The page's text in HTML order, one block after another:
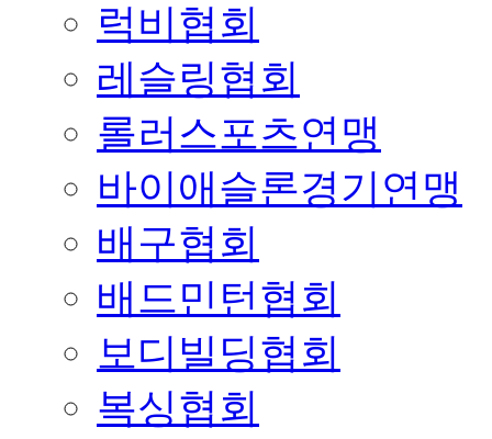
럭비협회
레슬링협회
롤러스포츠연맹
바이애슬론경기연맹
배구협회
배드민턴협회
보디빌딩협회
복싱협회